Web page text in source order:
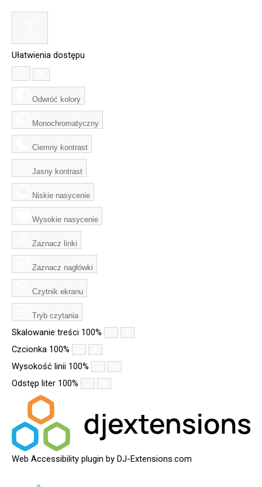
Ułatwienia dostępu
Odwróć kolory
Monochromatyczny
Ciemny kontrast
Jasny kontrast
Niskie nasycenie
Wysokie nasycenie
Zaznacz linki
Zaznacz nagłówki
Czytnik ekranu
Tryb czytania
Skalowanie treści 100%
Czcionka 100%
Wysokość linii 100%
Odstęp liter 100%
Web Accessibility plugin by DJ-Extensions.com